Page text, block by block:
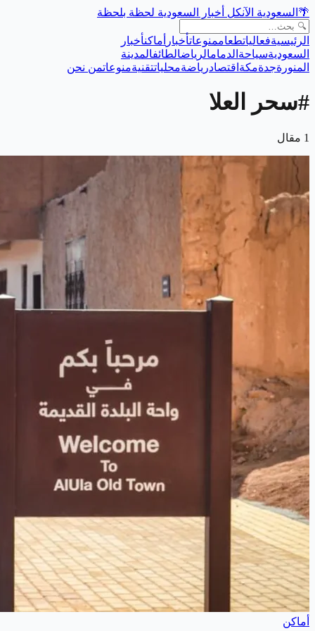
🌴 السعودية الآنكل أخبار السعودية لحظة بلحظة
الرئيسيةفعالياتطعاممنوعاتأخبار أماكنأخبار
السعوديةسياحة الدمامالرياضالطائفالمدينة
المنورةجدةمكة اقتصادرياضةمحلياتتقنيةمنوعاتمن نحن
#سحر العلا
1 مقال
أماكن